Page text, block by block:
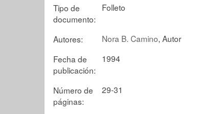
Tipo de
documento:
Folleto
Autores: Nora B. Camino, Autor
Fecha de
publicación:
1994
Número de
páginas:
29-31